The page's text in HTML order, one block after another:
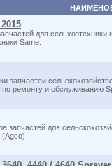
для
Same.
запчастей
ремонту и обслуживанию
запчастей для